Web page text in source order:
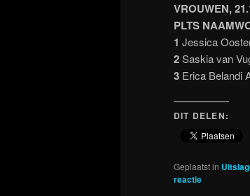
VROUWEN,
PLTS
1 Jessica
2Saskia van
3 Erica Belandi
DIT DELEN:
Geplaatst in
reactie